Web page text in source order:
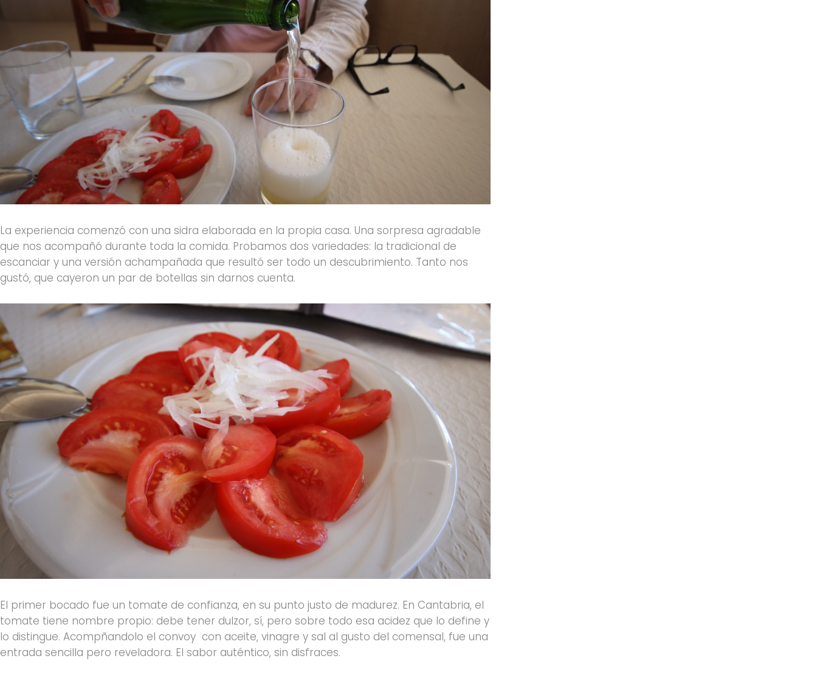
La experiencia comenzó con una sidra elaborada en la propia casa. Una sorpresa agradable
que nos acompañó durante toda la comida. Probamos dos variedades: la tradicional de
escanciar y una versión achampañada que resultó ser todo un descubrimiento. Tanto nos
gustó, que cayeron un par de botellas sin darnos cuenta.
El primer bocado fue un tomate de confianza, en su punto justo de madurez. En Cantabria, el
tomate tiene nombre propio: debe tener dulzor, sí, pero sobre todo esa acidez que lo define y
lo distingue. Acompñandolo el convoy con aceite, vinagre y sal al gusto del comensal, fue una
entrada sencilla pero reveladora. El sabor auténtico, sin disfraces.